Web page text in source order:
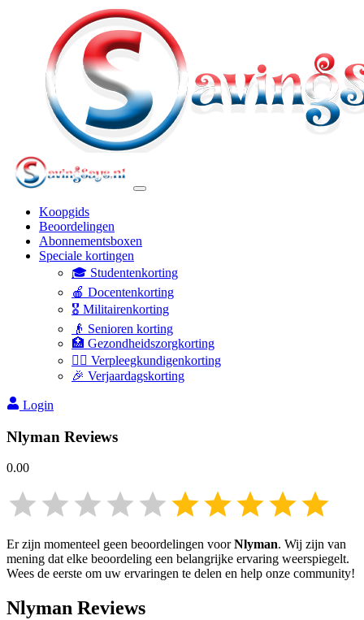
Koopgids
Beoordelingen
Abonnementsboxen
Speciale kortingen
🎓 Studentenkorting
🍎 Docentenkorting
🎖️ Militairenkorting
👴 Senioren korting
🏥 Gezondheidszorgkorting
👩‍⚕️ Verpleegkundigenkorting
🎉 Verjaardagskorting
Login
Nlyman Reviews
0.00
Er zijn momenteel geen beoordelingen voorNlyman. Wij zijn van
mening dat elke beoordeling een belangrijke ervaring weerspiegelt.
Wees de eerste om uw ervaringen te delen en help onze community!
Nlyman Reviews